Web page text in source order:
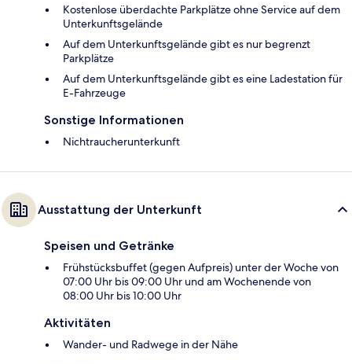
Kostenlose überdachte Parkplätze ohne Service auf dem
Unterkunftsgelände
Auf dem Unterkunftsgelände gibt es nur begrenzt
Parkplätze
Auf dem Unterkunftsgelände gibt es eine Ladestation für
E-Fahrzeuge
Sonstige Informationen
Nichtraucherunterkunft
Ausstattung der Unterkunft
Speisen und Getränke
Frühstücksbuffet (gegen Aufpreis) unter der Woche von
07:00 Uhr bis 09:00 Uhr und am Wochenende von
08:00 Uhr bis 10:00 Uhr
Aktivitäten
Wander- und Radwege in der Nähe